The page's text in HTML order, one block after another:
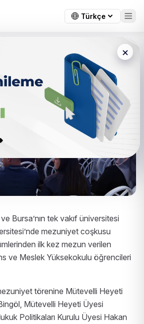
×
Bursa’nın tek vakıf üniversitesi
mezuniyet coşkusu
ilk kez mezun verilen
ve Meslek Yüksekokulu öğrencileri
törenine Mütevelli Heyeti
Mütevelli Heyeti Üyesi
Politikaları Kurulu Üyesi Hakan